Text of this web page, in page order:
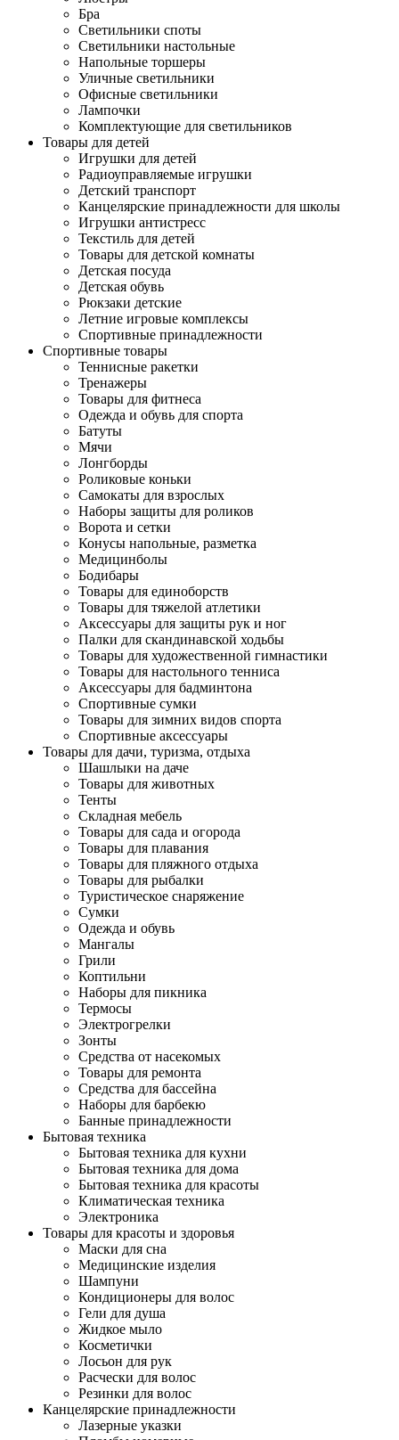
Бра
Светильники споты
Светильники настольные
Напольные торшеры
Уличные светильники
Офисные светильники
Лампочки
Комплектующие для светильников
Товары для детей
Игрушки для детей
Радиоуправляемые игрушки
Детский транспорт
Канцелярские принадлежности для школы
Игрушки антистресс
Текстиль для детей
Товары для детской комнаты
Детская посуда
Детская обувь
Рюкзаки детские
Летние игровые комплексы
Спортивные принадлежности
Спортивные товары
Теннисные ракетки
Тренажеры
Товары для фитнеса
Одежда и обувь для спорта
Батуты
Мячи
Лонгборды
Роликовые коньки
Самокаты для взрослых
Наборы защиты для роликов
Ворота и сетки
Конусы напольные, разметка
Медицинболы
Бодибары
Товары для единоборств
Товары для тяжелой атлетики
Аксессуары для защиты рук и ног
Палки для скандинавской ходьбы
Товары для художественной гимнастики
Товары для настольного тенниса
Аксессуары для бадминтона
Спортивные сумки
Товары для зимних видов спорта
Спортивные аксессуары
Товары для дачи, туризма, отдыха
Шашлыки на даче
Товары для животных
Тенты
Складная мебель
Товары для сада и огорода
Товары для плавания
Товары для пляжного отдыха
Товары для рыбалки
Туристическое снаряжение
Сумки
Одежда и обувь
Мангалы
Грили
Коптильни
Наборы для пикника
Термосы
Электрогрелки
Зонты
Средства от насекомых
Товары для ремонта
Средства для бассейна
Наборы для барбекю
Банные принадлежности
Бытовая техника
Бытовая техника для кухни
Бытовая техника для дома
Бытовая техника для красоты
Климатическая техника
Электроника
Товары для красоты и здоровья
Маски для сна
Медицинские изделия
Шампуни
Кондиционеры для волос
Гели для душа
Жидкое мыло
Косметички
Лосьон для рук
Расчески для волос
Резинки для волос
Канцелярские принадлежности
Лазерные указки